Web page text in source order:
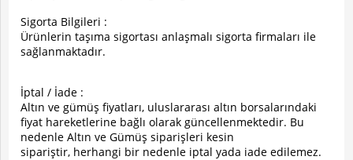
Sigorta Bilgileri :
Ürünlerin taşıma sigortası anlaşmalı sigorta firmaları ile
sağlanmaktadır.
İptal / İade :
Altın ve gümüş fiyatları, uluslararası altın borsalarındaki
fiyat hareketlerine bağlı olarak güncellenmektedir. Bu
nedenle Altın ve Gümüş siparişleri kesin
sipariştir, herhangi bir nedenle iptal yada iade edilemez.